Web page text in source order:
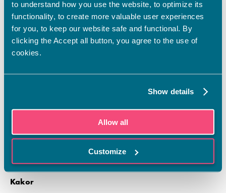
to understand how you use the website, to optimize its
functionality, to create more valuable user experiences
for you, to keep our website safe and functional. By
clicking the Accept all button, you agree to the use of
cookies.
Show details
Allow all
Customize
På webbplatsen vamia.fi insamlas uppgifter om
med vilka apparater webbplatsen har använts
från vilken webbadress de som använder webbplatsen har
vilka enskilda sidor användarna har besökt
på enskilda sidor syns endast i form av antal
Uppgifternas användningsändamål
Uppgifterna används för att säkerställa att webbplatsen fungerar
tekniskt och för att säkerställa datasäkerheten, för analys och
utveckling av webbplatsen samt inriktning av
marknadsföringskommunikationen på nedan beskrivet sätt.
Kakor